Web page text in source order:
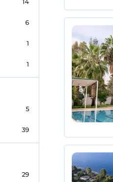
6
1
1
5
39
29